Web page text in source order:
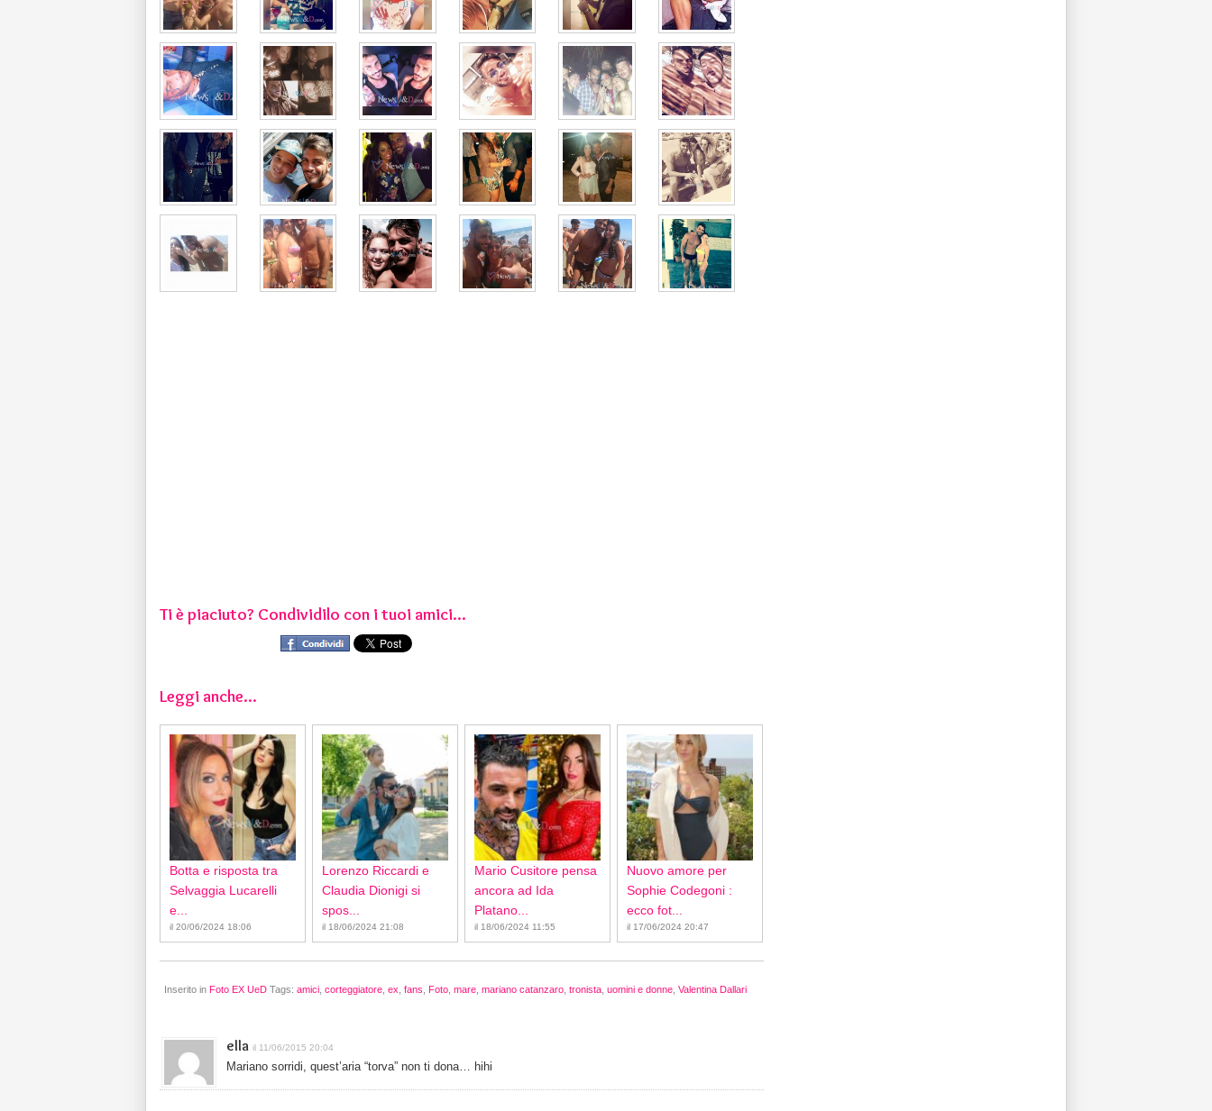
Ti è piaciuto? Condividilo con i tuoi amici...
Leggi anche...
Botta e risposta tra
Selvaggia Lucarelli
e...
il 20/06/2024 18:06
Lorenzo Riccardi e
Claudia Dionigi si
spos...
il 18/06/2024 21:08
Mario Cusitore pensa
ancora ad Ida
Platano...
il 18/06/2024 11:55
Nuovo amore per
Sophie Codegoni :
ecco fot...
il 17/06/2024 20:47
Inserito in Foto EX UeD Tags: amici corteggiatore ex fans Foto mare mariano catanzaro tronista uomini e donne Valentina Dallari
ella il 11/06/2015 20:04
Mariano sorridi, quest’aria “torva” non ti dona… hihi